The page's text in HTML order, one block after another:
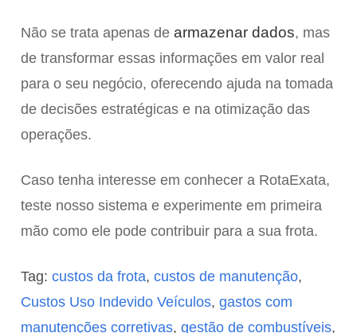
Não se trata apenas de armazenar dados, mas
de transformar essas informações em valor real
para o seu negócio, oferecendo ajuda na tomada
de decisões estratégicas e na otimização das
operações.
Caso tenha interesse em conhecer a RotaExata,
teste nosso sistema e experimente em primeira
mão como ele pode contribuir para a sua frota.
Tag: custos da frota, custos de manutenção,
Custos Uso Indevido Veículos, gastos com
manutenções corretivas, gestão de combustíveis,